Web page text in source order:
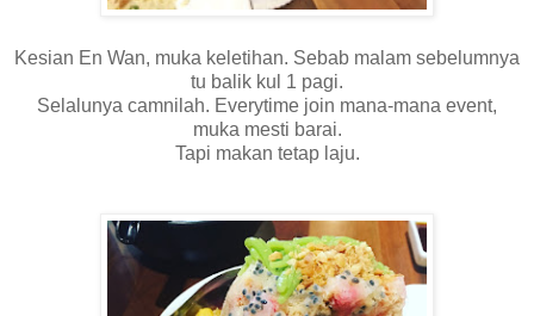
Kesian En Wan, muka keletihan. Sebab malam sebelumnya
tu balik kul 1 pagi.
Selalunya camnilah. Everytime join mana-mana event,
muka mesti barai.
Tapi makan tetap laju.